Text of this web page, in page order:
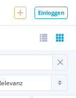
Einloggen